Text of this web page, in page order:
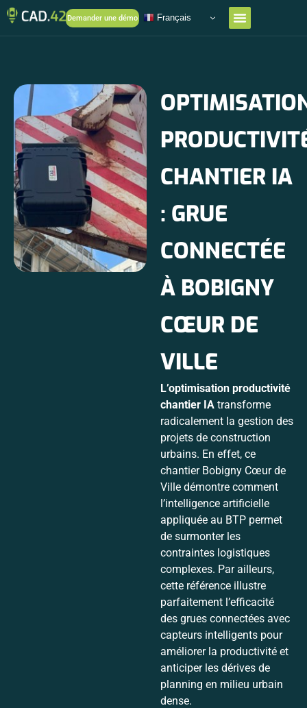
Demander une démo Français
CHANTIER IA
: GRUE
CONNECTÉE
À BOBIGNY
CŒUR DE
VILLE
L’optimisation productivité
chantier IA transforme
radicalement la gestion des
projets de construction
urbains. En effet, ce
chantier Bobigny Cœur de
Ville démontre comment
l’intelligence artificielle
appliquée au BTP permet
de surmonter les
contraintes logistiques
complexes. Par ailleurs,
cette référence illustre
parfaitement l’efficacité
des grues connectées avec
capteurs intelligents pour
améliorer la productivité et
anticiper les dérives de
planning en milieu urbain
dense.